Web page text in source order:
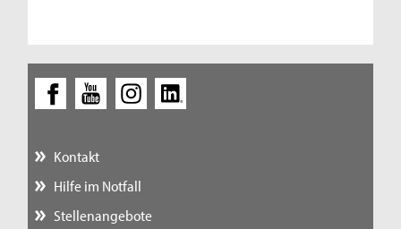
Kontakt
Hilfe im Notfall
Stellenangebote